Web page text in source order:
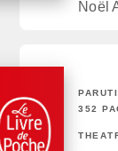
Noël
352